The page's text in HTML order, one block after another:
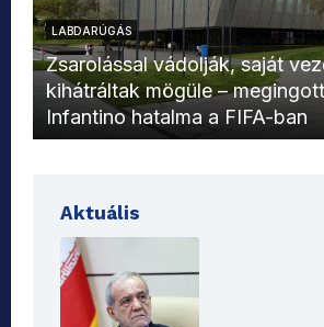
LABDARÚGÁS
Zsarolással vádolják, saját
kihátráltak mögüle –
Infantino hatalma a FIFA-ban
Aktuális